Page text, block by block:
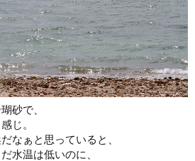
砂で、
じ。
なぁと思っていると、
水温は低いのに、